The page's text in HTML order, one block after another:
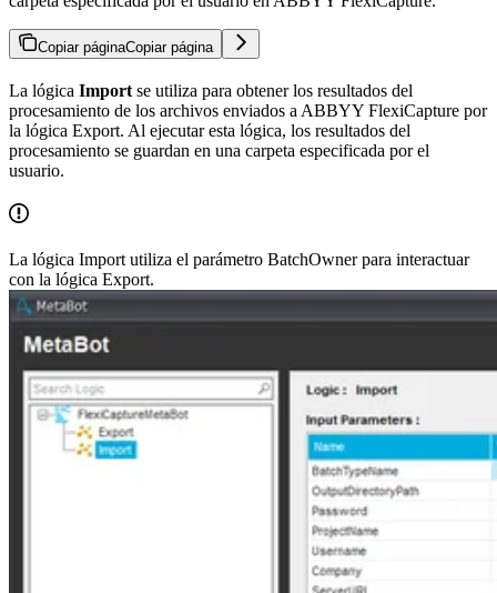
Copiar páginaCopiar página
La lógica Import se utiliza para obtener los resultados del
procesamiento de los archivos enviados a ABBYY FlexiCapture por
la lógica Export. Al ejecutar esta lógica, los resultados del
procesamiento se guardan en una carpeta especificada por el
usuario.
La lógica Import utiliza el parámetro BatchOwner para interactuar
con la lógica Export.